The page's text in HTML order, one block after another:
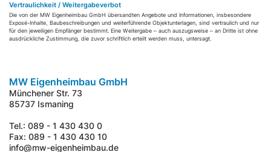
Vertraulichkeit / Weitergabeverbot
Die von der MW Eigenheimbau GmbH übersandten Angebote und Informationen, insbesondere
Exposé-Inhalte, Baubeschreibungen und weiterführende Objektunterlagen, sind vertraulich und nur
für den jeweiligen Empfänger bestimmt. Eine Weitergabe – auch auszugsweise – an Dritte ist ohne
ausdrückliche Zustimmung, die zuvor schriftlich erteilt werden muss, untersagt.
MW Eigenheimbau GmbH
Münchener Str. 73
85737 Ismaning
Tel.: 089 - 1 430 430 0
Fax: 089 - 1 430 430 10
info@mw-eigenheimbau.de